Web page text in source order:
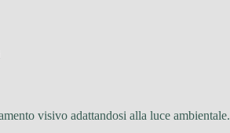
visivo adattandosi alla luce ambientale.